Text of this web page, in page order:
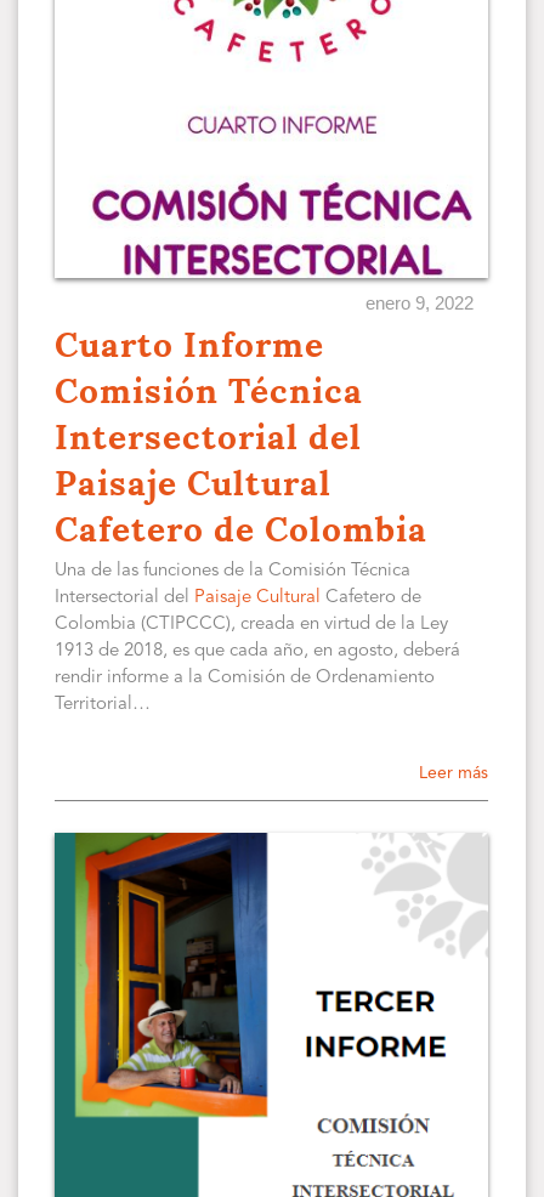
enero 9, 2022
Cuarto Informe
Comisión Técnica
Intersectorial del
Paisaje Cultural
Cafetero de Colombia
Una de las funciones de la Comisión Técnica
Intersectorial del
Paisaje Cultural Cafetero de
Colombia (CTIPCCC), creada en virtud de la Ley
1913 de 2018, es que cada año, en agosto, deberá
rendir informe a la Comisión de Ordenamiento
Territorial…
Leer más